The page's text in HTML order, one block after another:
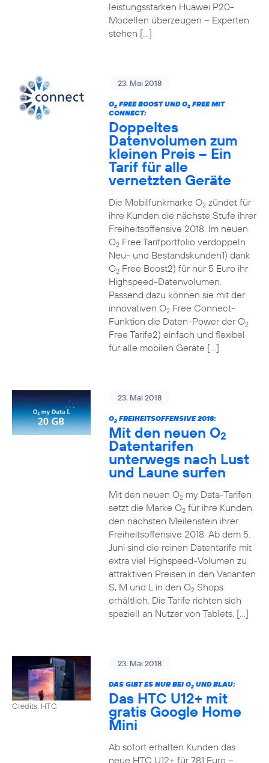
leistungsstarken Huawei P20-
Modellen überzeugen – Experten
stehen […]
23. Mai 2018
O2FREE BOOST UND O2FREE MIT
CONNECT:
Doppeltes
Datenvolumen zum
kleinen Preis – Ein
Tarif für alle
vernetzten Geräte
Die Mobilfunkmarke O2zündet für
ihre Kunden die nächste Stufe ihrer
Freiheitsoffensive 2018. Im neuen
O2Free Tarifportfolio verdoppeln
Neu- und Bestandskunden1) dank
O2Free Boost2) für nur 5 Euro ihr
Highspeed-Datenvolumen.
Passend dazu können sie mit der
innovativen O2Free Connect-
Funktion die Daten-Power der O2
Free Tarife2) einfach und flexibel
für alle mobilen Geräte […]
23. Mai 2018
O2FREIHEITSOFFENSIVE 2018:
Mit den neuen O2
Datentarifen
unterwegs nach Lust
und Laune surfen
Mit den neuen O2my Data-Tarifen
setzt die Marke O2für ihre Kunden
den nächsten Meilenstein ihrer
Freiheitsoffensive 2018. Ab dem 5.
Juni sind die reinen Datentarife mit
extra viel Highspeed-Volumen zu
attraktiven Preisen in den Varianten
S, M und L in den O2Shops
erhältlich. Die Tarife richten sich
speziell an Nutzer von Tablets, […]
Credits: HTC
23. Mai 2018
DAS GIBT ES NUR BEI O2UND BLAU:
Das HTC U12+ mit
gratis Google Home
Mini
Ab sofort erhalten Kunden das
neue HTC U12+ für 781 Euro –